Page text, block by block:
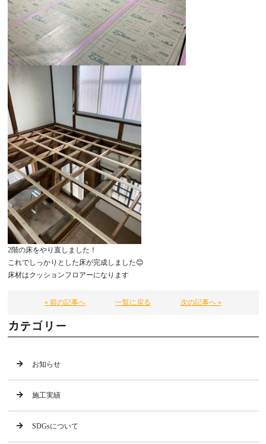
2階の床をやり直しました！
これでしっかりとした床が完成しました😊
床材はクッションフロアーになります
« 前の記事へ 一覧に戻る 次の記事へ »
カテゴリー
お知らせ
施工実績
SDGsについて